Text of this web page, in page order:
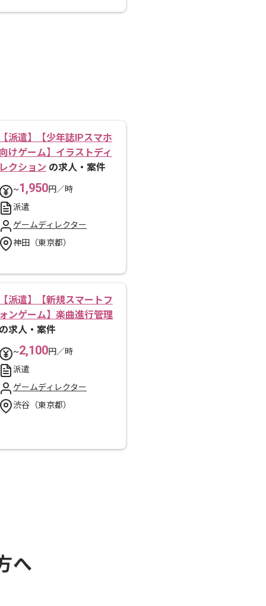
派遣】【少年誌IPスマホ
けゲーム】イラストディ
クション の求人・案件
~1,950円／時
派遣
ゲームディレクター
神田（東京都）
派遣】【新規スマートフ
ンゲーム】楽曲進行管理
求人・案件
~2,100円／時
派遣
ゲームディレクター
渋谷（東京都）
へ